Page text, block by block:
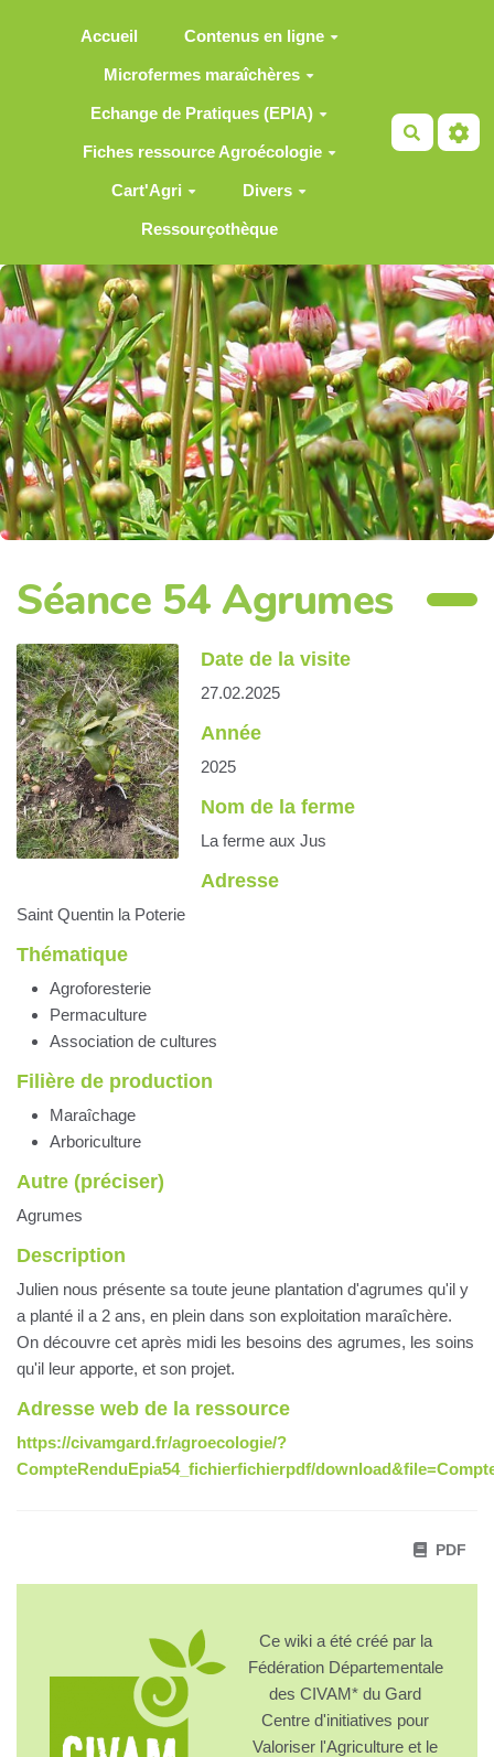
Accueil Contenus en ligne
Microfermes maraîchères
Echange de Pratiques (EPIA)
Fiches ressource Agroécologie
Cart'Agri Divers
Ressourçothèque
Séance 54 Agrumes
Date de la visite
27.02.2025
Année
2025
Nom de la ferme
La ferme aux Jus
Adresse
Saint Quentin la Poterie
Thématique
Agroforesterie
Permaculture
Association de cultures
Filière de production
Maraîchage
Arboriculture
Autre (préciser)
Agrumes
Description
Julien nous présente sa toute jeune plantation d'agrumes qu'il y
a planté il a 2 ans, en plein dans son exploitation maraîchère.
On découvre cet après midi les besoins des agrumes, les soins
qu'il leur apporte, et son projet.
Adresse web de la ressource
https://civamgard.fr/agroecologie/?
CompteRenduEpia54_fichierfichierpdf/
PDF
Ce wiki a été créé par la
Fédération Départementale
des CIVAM* du Gard
Centre d'initiatives pour
Valoriser l'Agriculture et le